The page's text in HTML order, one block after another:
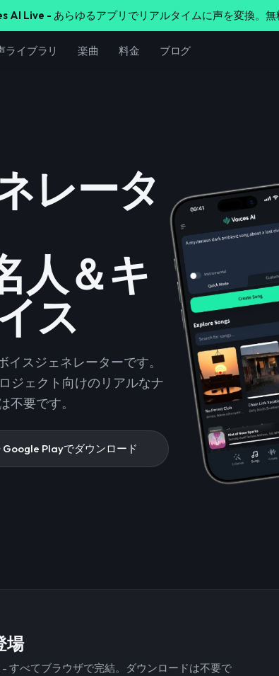
AI Live - あらゆるアプリでリアルタイムに声を変換。
ライブラリ 楽曲 料金 ブログ
レータ
人＆キ
ス
スジェネレーターです。
ジェクト向けのリアルなナ
不要です。
Google Playでダウンロード
場
すべてブラウザで完結。ダウンロードは不要で